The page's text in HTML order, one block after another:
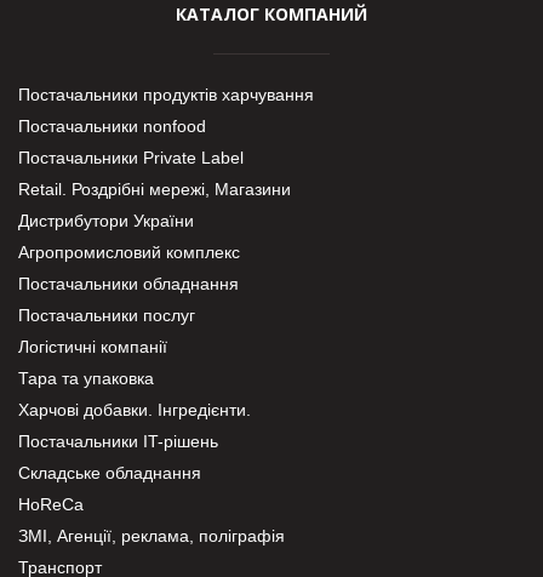
КАТАЛОГ КОМПАНИЙ
Постачальники продуктів харчування
Постачальники nonfood
Постачальники Private Label
Retail. Роздрібні мережі, Магазини
Дистрибутори України
Агропромисловий комплекс
Постачальники обладнання
Постачальники послуг
Логістичні компанії
Тара та упаковка
Харчові добавки. Інгредієнти.
Постачальники IT-рішень
Складське обладнання
HoReCa
ЗМІ, Агенції, реклама, поліграфія
Транспорт